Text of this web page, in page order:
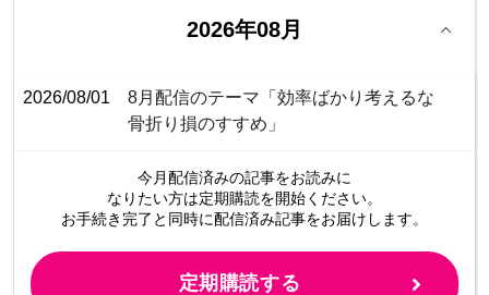
2026年08月
2026/08/01
8月配信のテーマ「効率ばかり考えるな
骨折り損のすすめ」
今月配信済みの記事をお読みに
なりたい方は定期購読を開始ください。
お手続き完了と同時に配信済み記事をお届けします。
定期購読する